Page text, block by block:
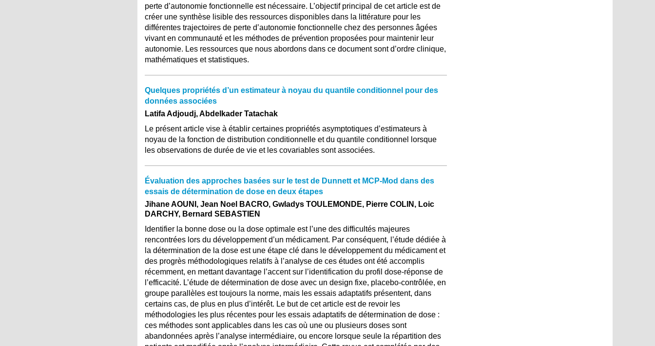
perte d’autonomie fonctionnelle est nécessaire. L’objectif principal de cet article est de
créer une synthèse lisible des ressources disponibles dans la littérature pour les
différentes trajectoires de perte d’autonomie fonctionnelle chez des personnes âgées
vivant en communauté et les méthodes de prévention proposées pour maintenir leur
autonomie. Les ressources que nous abordons dans ce document sont d’ordre clinique,
mathématiques et statistiques.
Quelques propriétés d’un estimateur à noyau du quantile conditionnel pour des
données associées
Latifa Adjoudj, Abdelkader Tatachak
Le présent article vise à établir certaines propriétés asymptotiques d’estimateurs à
noyau de la fonction de distribution conditionnelle et du quantile conditionnel lorsque
les observations de durée de vie et les covariables sont associées.
Évaluation des approches basées sur le test de Dunnett et MCP-Mod dans des
essais de détermination de dose en deux étapes
Jihane AOUNI, Jean Noel BACRO, Gwladys TOULEMONDE, Pierre COLIN, Loic
DARCHY, Bernard SEBASTIEN
Identifier la bonne dose ou la dose optimale est l’une des difficultés majeures
rencontrées lors du développement d’un médicament. Par conséquent, l’étude dédiée à
la détermination de la dose est une étape clé dans le développement du médicament et
des progrès méthodologiques relatifs à l’analyse de ces études ont été accomplis
récemment, en mettant davantage l’accent sur l’identification du profil dose-réponse de
l’efficacité. L’étude de détermination de dose avec un design fixe, placebo-contrôlée, en
groupe parallèles est toujours la norme, mais les essais adaptatifs présentent, dans
certains cas, de plus en plus d’intérêt. Le but de cet article est de revoir les
méthodologies les plus récentes pour les essais adaptatifs de détermination de dose :
ces méthodes sont applicables dans les cas où une ou plusieurs doses sont
abandonnées après l’analyse intermédiaire, ou encore lorsque seule la répartition des